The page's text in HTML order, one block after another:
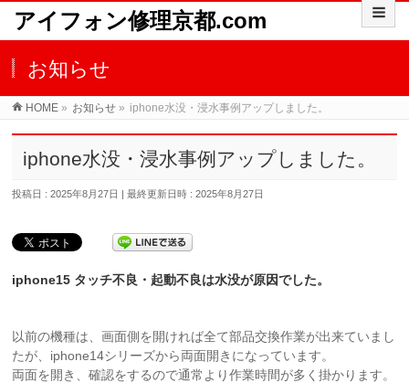
アイフォン修理京都.com
お知らせ
HOME » お知らせ » iphone水没・浸水事例アップしました。
iphone水没・浸水事例アップしました。
投稿日 : 2025年8月27日 最終更新日時 : 2025年8月27日
iphone15 タッチ不良・起動不良は水没が原因でした。
以前の機種は、画面側を開ければ全て部品交換作業が出来ていまし
たが、iphone14シリーズから両面開きになっています。
両面を開き、確認をするので通常より作業時間が多く掛かります。